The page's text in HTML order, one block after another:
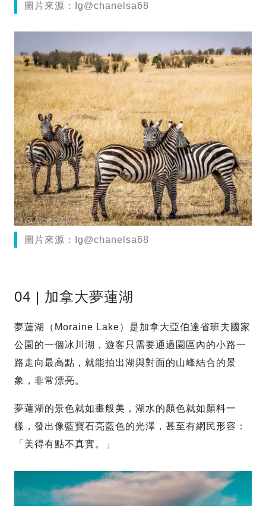
圖片來源：Ig@chanelsa68
圖片來源：Ig@chanelsa68
04 | 加拿大夢蓮湖
夢蓮湖（Moraine Lake）是加拿大亞伯達省班夫國家
公園的一個冰川湖，遊客只需要通過園區內的小路一
路走向最高點，就能拍出湖與對面的山峰結合的景
象，非常漂亮。
夢蓮湖的景色就如畫般美，湖水的顏色就如顏料一
樣，發出像藍寶石亮藍色的光澤，甚至有網民形容：
「美得有點不真實。」